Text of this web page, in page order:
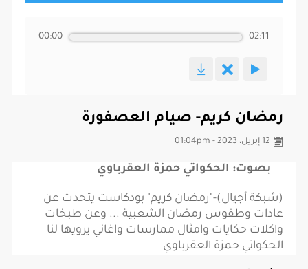
00:00 02:11
رمضان كريم- صيام العصفورة
12 إبريل، 2023 - 01:04pm
بصوت: الحكواتي حمزة العقرباوي
(شبكة أجيال)-"رمضان كريم" بودكاست يتحدث عن
عادات وطقوس رمضان الشعبية ... وعن طبخات
واكلات حكايات وامثال ممارسات واغاني يرويها لنا
الحكواتي حمزة العقرباوي